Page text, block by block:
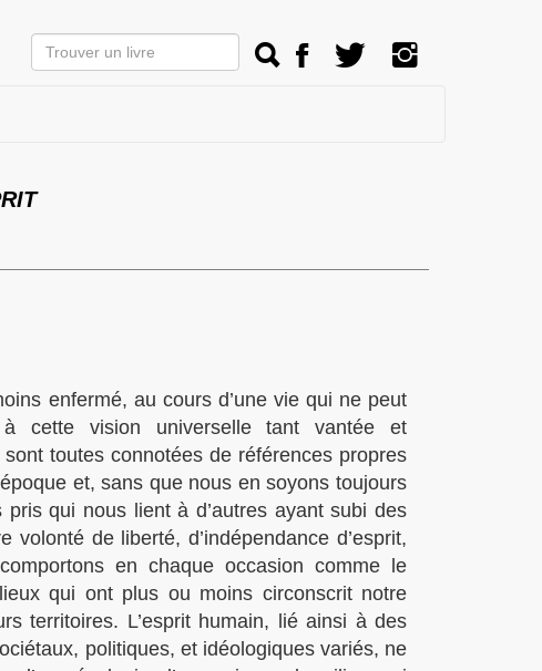
enfermé, au cours d’une vie qui ne peut
cette vision universelle tant vantée et
toutes connotées de références propres
et, sans que nous en soyons toujours
qui nous lient à d’autres ayant subi des
de liberté, d’indépendance d’esprit,
en chaque occasion comme le
qui ont plus ou moins circonscrit notre
territoires. L’esprit humain, lié ainsi à des
politiques, et idéologiques variés, ne